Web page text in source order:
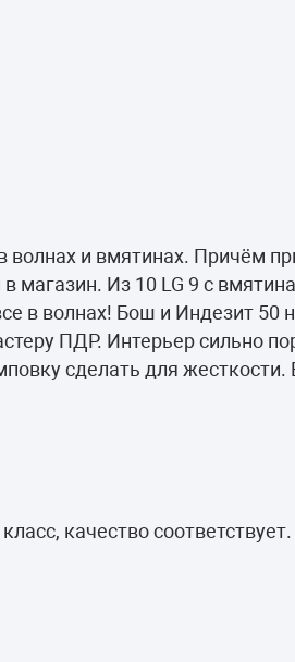
волнах и вмятинах. Причём
Из 10 LG 9 с
в волнах! Бош и Индезит 50
ПДР. Интерьер сильно
сделать для
качество соответствует.